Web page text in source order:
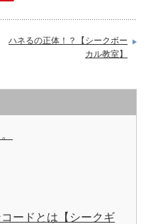
ハネるの正体！？【シークボー
カル教室】
ードとは【シークギ